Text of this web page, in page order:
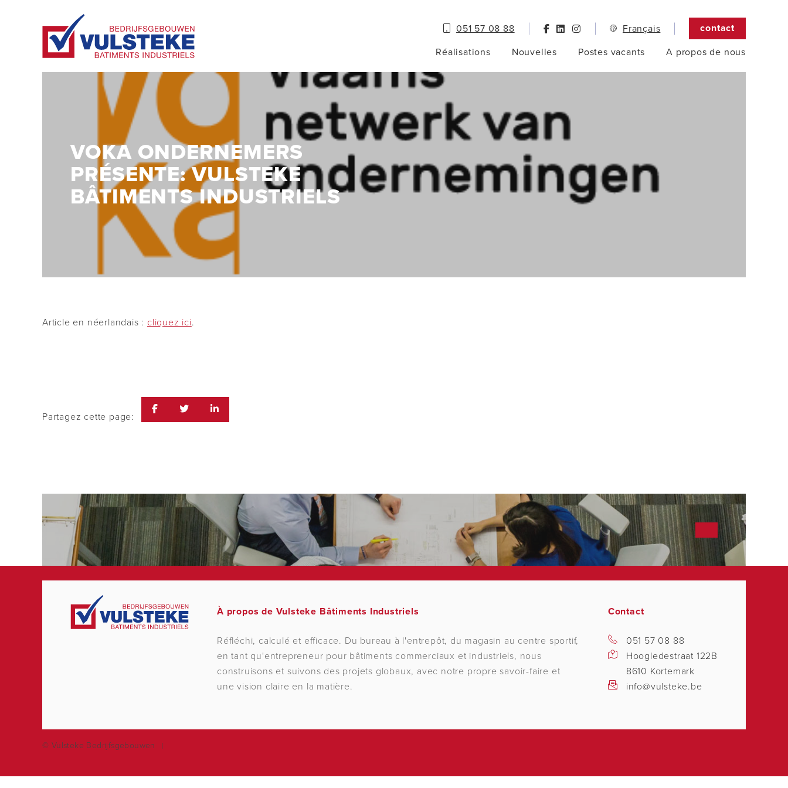
051 57 08 88 Français contact
Réalisations Nouvelles Postes vacants A propos de nous
VOKA ONDERNEMERS
PRÉSENTE: VULSTEKE
BÂTIMENTS INDUSTRIELS
Article en néerlandais : cliquez ici.
Partagez cette page:
À propos de Vulsteke Bâtiments Industriels
Réfléchi, calculé et efficace. Du bureau à l'entrepôt, du magasin au centre sportif,
en tant qu'entrepreneur pour bâtiments commerciaux et industriels, nous
construisons et suivons des projets globaux, avec notre propre savoir-faire et
une vision claire en la matière.
Contact
051 57 08 88
Hoogledestraat 122B
8610 Kortemark
info@vulsteke.be
© Vulsteke Bedrijfsgebouwen